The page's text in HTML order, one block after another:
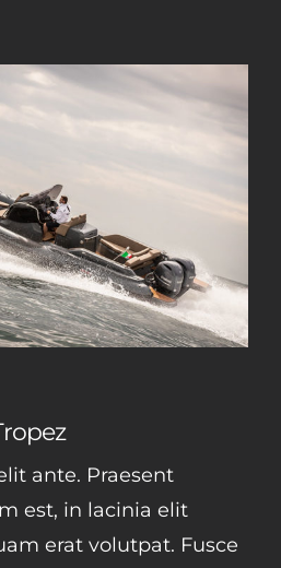
ante. Praesent
est, in lacinia elit
erat volutpat. Fusce